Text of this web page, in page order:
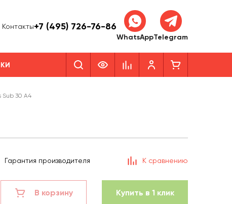
Контакты+7 (495) 726-76-86
WhatsAppTelegram
Sub 30 A4
Гарантия производителя К сравнению
В корзину Купить в 1 клик